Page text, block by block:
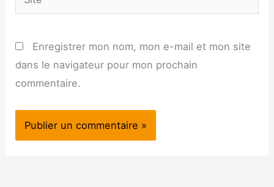
Enregistrer mon nom, mon e-mail et mon site
dans le navigateur pour mon prochain
commentaire.